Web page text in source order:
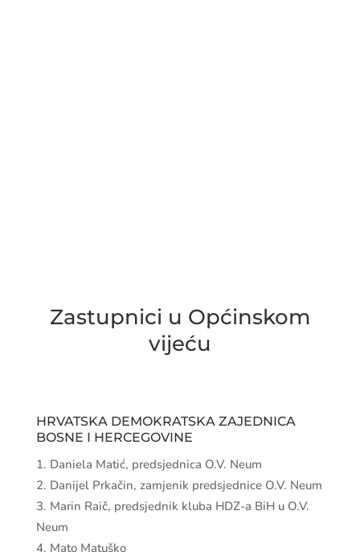
Zastupnici u Općinskom
vijeću
HRVATSKA DEMOKRATSKA ZAJEDNICA
BOSNE I HERCEGOVINE
Daniela Matić, predsjednica O.V. Neum
Danijel Prkačin, zamjenik predsjednice O.V. Neum
Marin Raič, predsjednik kluba HDZ-a BiH u O.V.
Neum
Mato Matuško